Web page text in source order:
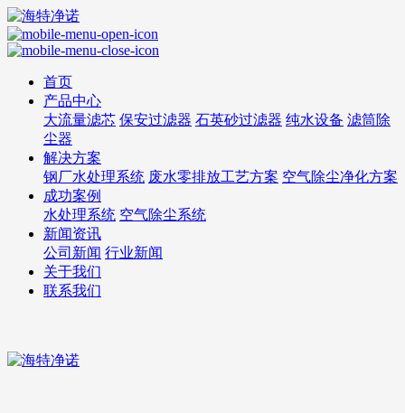
首页
产品中心
大流量滤芯 保安过滤器 石英砂过滤器 纯水设备 滤筒除
尘器
解决方案
钢厂水处理系统 废水零排放工艺方案 空气除尘净化方案
成功案例
水处理系统 空气除尘系统
新闻资讯
公司新闻 行业新闻
关于我们
联系我们